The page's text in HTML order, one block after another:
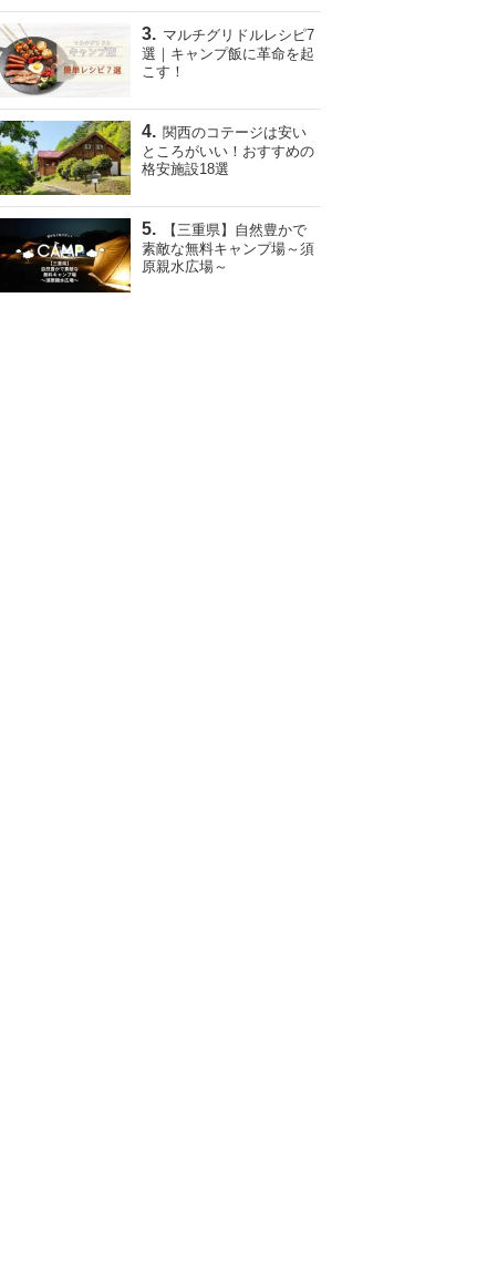
マルチグリドルレシピ7
選｜キャンプ飯に革命を起
こす！
関西のコテージは安い
ところがいい！おすすめの
格安施設18選
【三重県】自然豊かで
素敵な無料キャンプ場～須
原親水広場～